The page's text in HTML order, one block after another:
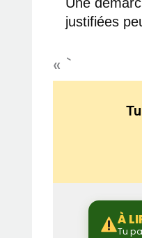
justifiées
« `
À
Tu